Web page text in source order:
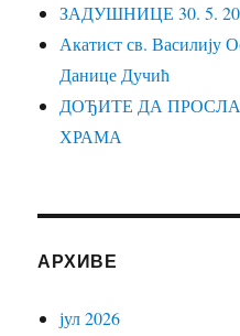
ЗАДУШНИЦЕ 30. 5.
Акатист св. Василију
Данице Дучић
ДОЂИТЕ ДА
ХРАМА
АРХИВЕ
јул 2026